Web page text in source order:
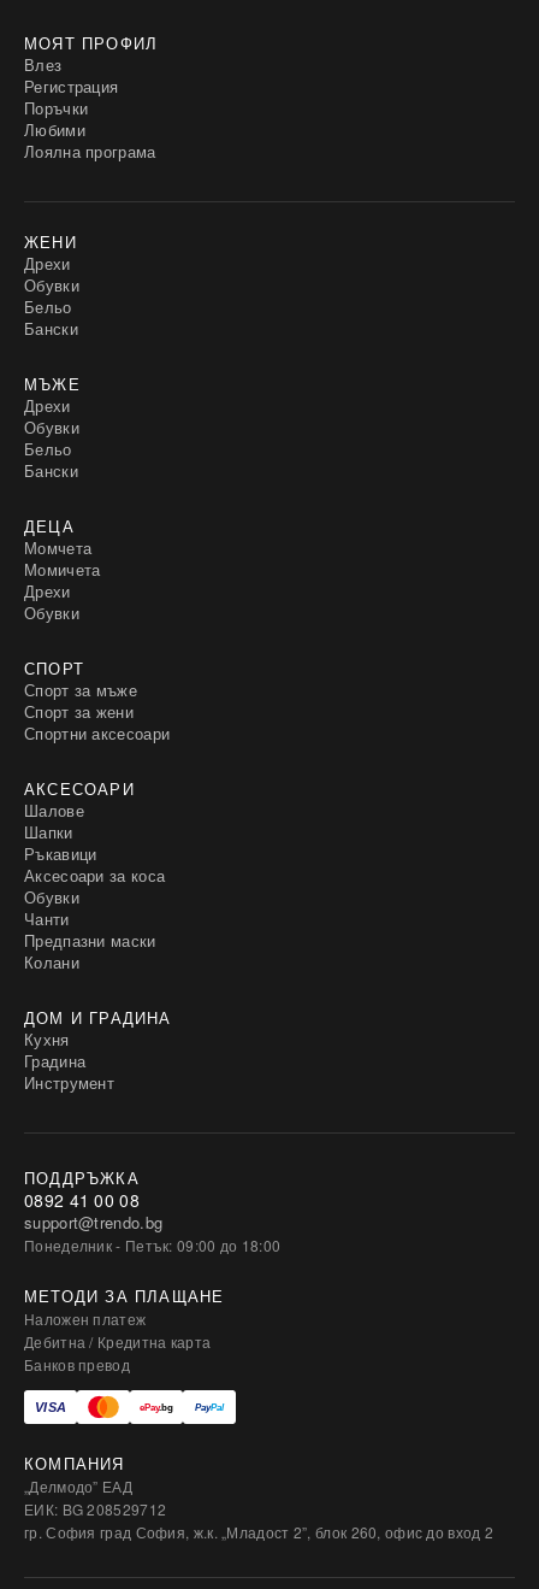
МОЯТ ПРОФИЛ
Влез
Регистрация
Поръчки
Любими
Лоялна програма
ЖЕНИ
Дрехи
Обувки
Бельо
Бански
МЪЖЕ
Дрехи
Обувки
Бельо
Бански
ДЕЦА
Момчета
Момичета
Дрехи
Обувки
СПОРТ
Спорт за мъже
Спорт за жени
Спортни аксесоари
АКСЕСОАРИ
Шалове
Шапки
Ръкавици
Аксесоари за коса
Обувки
Чанти
Предпазни маски
Колани
ДОМ И ГРАДИНА
Кухня
Градина
Инструмент
ПОДДРЪЖКА
0892 41 00 08
support@trendo.bg
Понеделник - Петък: 09:00 до 18:00
МЕТОДИ ЗА ПЛАЩАНЕ
Наложен платеж
Дебитна / Кредитна карта
Банков превод
КОМПАНИЯ
„Делмодо” ЕАД
ЕИК: BG 208529712
гр. София град София, ж.к. „Младост 2”, блок 260, офис до вход 2